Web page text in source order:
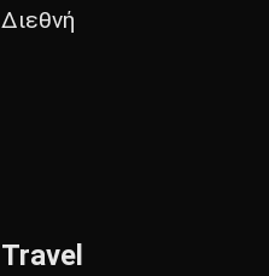
Διεθνή
Travel